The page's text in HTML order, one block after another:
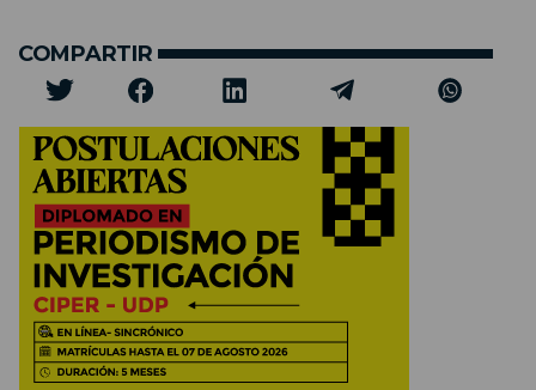
COMPARTIR